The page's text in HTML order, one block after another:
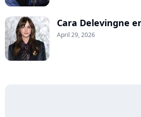
Cara Delevingne
April 29, 2026